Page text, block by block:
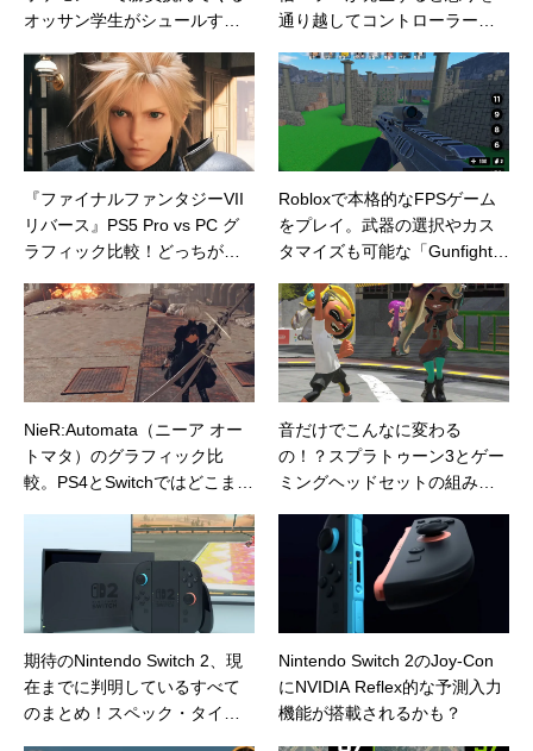
オッサン学生がシュールすぎ
通り越してコントローラーぶ
人なのでグッと我慢してアッ
プデートでの更新に期待する
話
『ファイナルファンタジーVII
リバース』PS5 Pro vs PC グ
ラフィック比較！どっちが綺
Robloxで本格的なFPSゲーム
をプレイ。武器の選択やカス
タマイズも可能な「Gunfight A
NieR:Automata（ニーア オー
トマタ）のグラフィック比
較。PS4とSwitchではどこまで
音だけでこんなに変わる
の！？スプラトゥーン3とゲー
ミングヘッドセットの組み合
にも貢献するマストアイテム
期待のNintendo Switch 2、現
在までに判明しているすべて
のまとめ！スペック・タイト
Nintendo Switch 2のJoy-Con
にNVIDIA Reflex的な予測入力
機能が搭載されるかも？